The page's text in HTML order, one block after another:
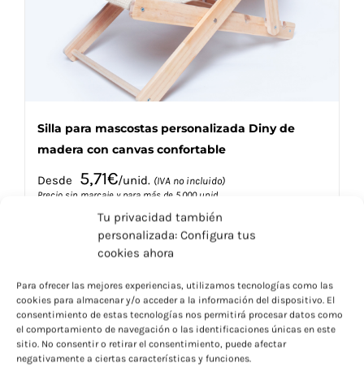
Tu privacidad también
personalizada: Configura tus
cookies ahora
Para ofrecer las mejores experiencias, utilizamos tecnologías como las
cookies para almacenar y/o acceder a la información del dispositivo. El
consentimiento de estas tecnologías nos permitirá procesar datos como
el comportamiento de navegación o las identificaciones únicas en este
sitio. No consentir o retirar el consentimiento, puede afectar
negativamente a ciertas características y funciones.
en
página
de
producto
Silla para mascostas personalizada Diny de
madera con canvas confortable
Desde 5,71€/unid. (IVA no incluido)
Precio sin marcaje y para más de 5.000 unid.
Seleccionar opciones Este
producto
tiene
múltiples
Detalles